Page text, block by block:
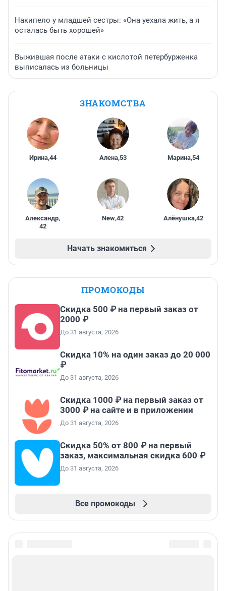
Накипело у младшей сестры: «Она уехала жить, а я
осталась быть хорошей»
Выжившая после атаки с кислотой петербурженка
выписалась из больницы
ЗНАКОМСТВА
Ирина,44 Алена,53 Марина,54
Александр,
42
New,42 Алёнушка,42
Начать знакомиться
ПРОМОКОДЫ
Скидка 500 ₽ на первый заказ от
2000 ₽
До 31 августа, 2026
Скидка 10% на один заказ до 20 000
₽
До 31 августа, 2026
Скидка 1000 ₽ на первый заказ от
3000 ₽ на сайте и в приложении
До 31 августа, 2026
Скидка 50% от 800 ₽ на первый
заказ, максимальная скидка 600 ₽
До 31 августа, 2026
Все промокоды